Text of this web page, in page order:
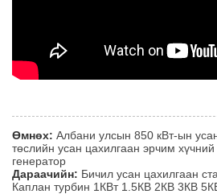
Өмнөх: Албани улсын 850 кВт-ын
төслийн усан цахилгаан эрчим
генератор
Дараачийн: Бичил усан цахилгаан
Каплан турбин 1КВт 1.5КВ 2КВ 3КВ